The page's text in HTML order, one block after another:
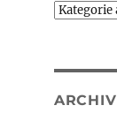
Kategorien
ARCHIV